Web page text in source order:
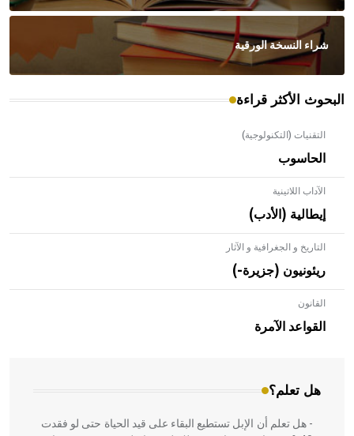
شراء النسخة الورقية
البحوث الأكثر قراءة
التقنيات (التكنولوجية)
الحاسوب
الآداب اللاتينية
إيطالية (الأدب)
التاريخ و الجغرافية و الآثار
ريئونيون (جزيرة-)
القانون
القواعد الآمرة
هل تعلم؟
- هل تعلم أن الأبلق نوع من الفنون الهندسية التي ارتبطت
بالعمارة الإسلامية في بلاد الشام ومصر خاصة، حيث يحرص
المعمار على بناء مداميكه وخاصة في الواجهات
- هل تعلم أن الإبل تستطيع البقاء على قيد الحياة حتى لو فقدت